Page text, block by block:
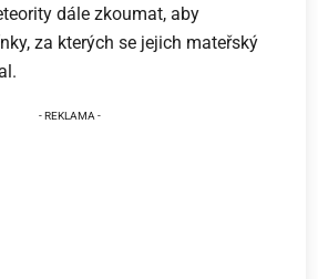
dále zkoumat, aby
za kterých se jejich mateřský